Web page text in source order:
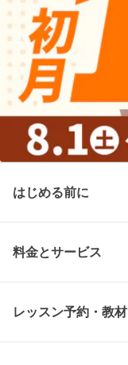
はじめる前に
料金とサービス
レッスン予約・教材